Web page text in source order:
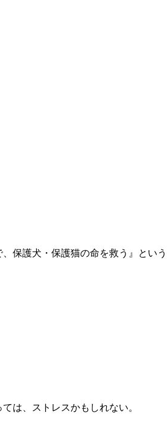
保護犬・保護猫の命を救う』とい
は、ストレスかもしれない。